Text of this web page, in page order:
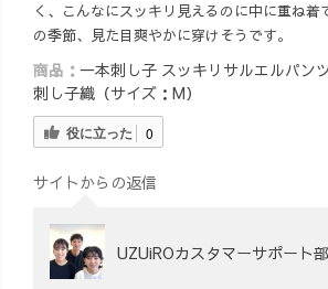
く、こんなにスッキリ見えるのに中に重ね着
の季節、見た目爽やかに穿けそうです。
商品： 一本刺し子 スッキリサルエルパ
刺し子織（サイズ：M）
役に立った 0
サイトからの返信
UZUiROカスタマーサポート部